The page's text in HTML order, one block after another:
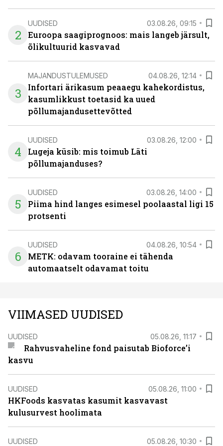
2
UUDISED 03.08.26, 09:15
Euroopa saagiprognoos: mais langeb järsult,
õlikultuurid kasvavad
3
MAJANDUSTULEMUSED 04.08.26, 12:14
Infortari ärikasum peaaegu kahekordistus,
kasumlikkust toetasid ka uued
põllumajandusettevõtted
4
UUDISED 03.08.26, 12:00
Lugeja küsib: mis toimub Läti
põllumajanduses?
5
UUDISED 03.08.26, 14:00
Piima hind langes esimesel poolaastal ligi 15
protsenti
6
UUDISED 04.08.26, 10:54
METK: odavam tooraine ei tähenda
automaatselt odavamat toitu
VIIMASED UUDISED
UUDISED 05.08.26, 11:17
Rahvusvaheline fond paisutab Bioforce’i
kasvu
UUDISED 05.08.26, 11:00
HKFoods kasvatas kasumit kasvavast
kulusurvest hoolimata
UUDISED 05.08.26, 10:30